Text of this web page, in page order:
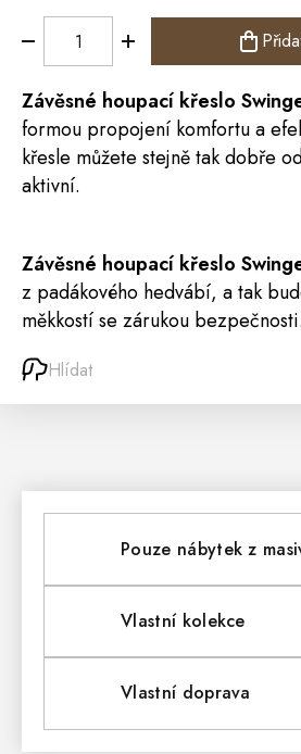
Závěsné houpací křeslo
formou propojení komfortu a
křesle můžete stejně tak dobře
aktivní.
Závěsné houpací křeslo
z padákového hedvábí, a tak
měkkostí se zárukou bezpečnosti.
Hlídat
Pouze nábytek z
Vlastní kolekce
Vlastní doprava